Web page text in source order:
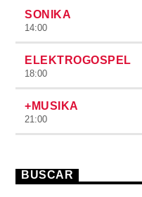
SONIKA
14:00
ELEKTROGOSPEL
18:00
+MUSIKA
21:00
BUSCAR